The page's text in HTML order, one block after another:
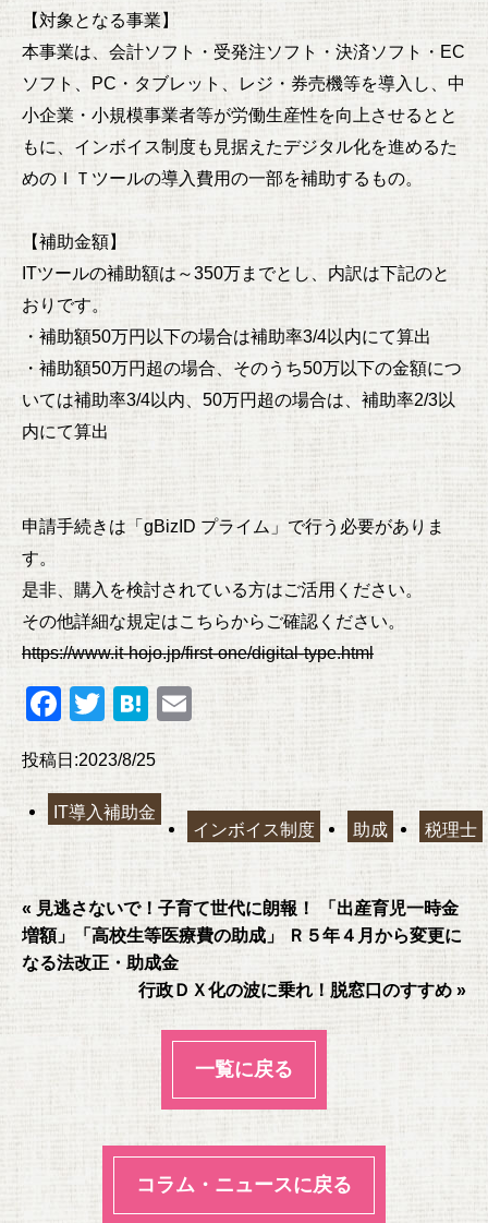
【対象となる事業】
本事業は、会計ソフト・受発注ソフト・決済ソフト・EC
ソフト、PC・タブレット、レジ・券売機等を導入し、中
小企業・小規模事業者等が労働生産性を向上させるとと
もに、インボイス制度も見据えたデジタル化を進めるた
めのＩＴツールの導入費用の一部を補助するもの。
【補助金額】
ITツールの補助額は～350万までとし、内訳は下記のと
おりです。
・補助額50万円以下の場合は補助率3/4以内にて算出
・補助額50万円超の場合、そのうち50万以下の金額につ
いては補助率3/4以内、50万円超の場合は、補助率2/3以
内にて算出
申請手続きは「gBizID プライム」で行う必要がありま
す。
是非、購入を検討されている方はご活用ください。
その他詳細な規定はこちらからご確認ください。
https://www.it-hojo.jp/first-one/digital-type.html
F
c
e
o
o
k
T
wi
tt
er
H
e
n
投稿日:2023/8/25
IT導入補助金
インボイス制度
助成 税理士
« 見逃さないで！子育て世代に朗報！ 「出産育児一時金
増額」「高校生等医療費の助成」 Ｒ５年４月から変更に
なる法改正・助成金
行政ＤＸ化の波に乗れ！脱窓口のすすめ »
一覧に戻る
コラム・ニュースに戻る